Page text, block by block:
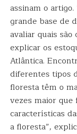
assinam o
grande base de
avaliar quais
explicar os
Atlântica.
diferentes tipos
floresta têm o
vezes maior
características
a floresta”,